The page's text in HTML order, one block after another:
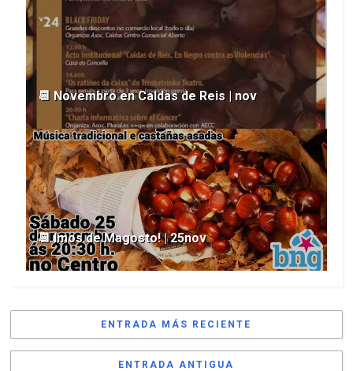
📆 Novembro en Caldas de Reis | nov
📆 Imos de Magosto! | 25nov
ENTRADA MÁS RECIENTE
ENTRADA ANTIGUA